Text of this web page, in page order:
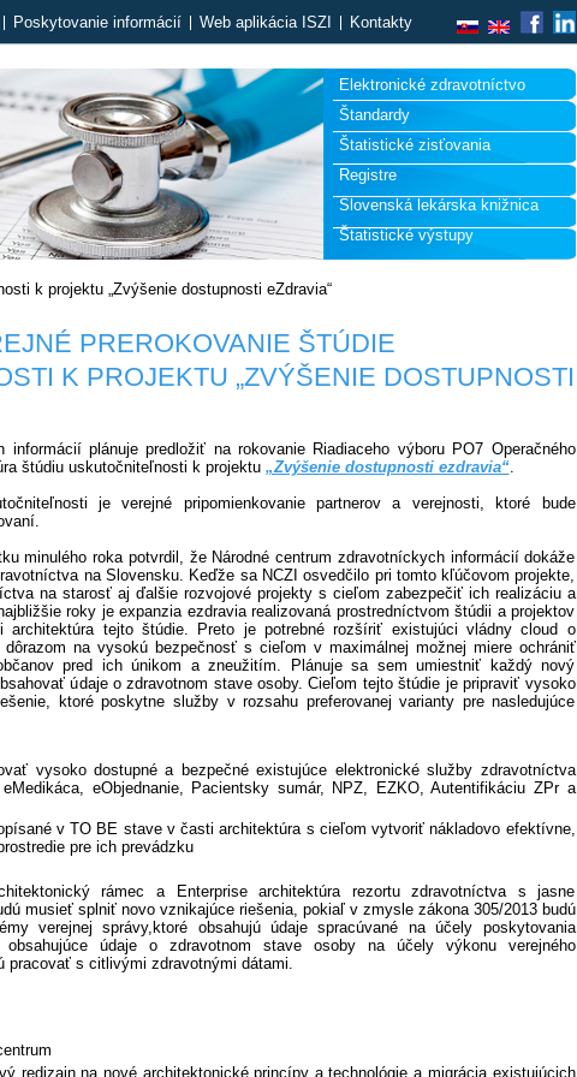
Poskytovanie informácií Web aplikácia ISZI Kontakty
Elektronické zdravotníctvo
Štandardy
Štatistické zisťovania
Registre
Slovenská lekárska knižnica
Štatistické výstupy
k projektu „Zvýšenie dostupnosti eZdravia“
PREROKOVANIE ŠTÚDIE
K PROJEKTU „ZVÝŠENIE DOSTUPNOSTI
informácií plánuje predložiť na rokovanie Riadiaceho výboru PO7 Operačného
štúdiu uskutočniteľnosti k projektu „Zvýšenie dostupnosti ezdravia“.
je verejné pripomienkovanie partnerov a verejnosti, ktoré bude
minulého roka potvrdil, že Národné centrum zdravotníckych informácií dokáže
na Slovensku. Keďže sa NCZI osvedčilo pri tomto kľúčovom projekte,
na starosť aj ďalšie rozvojové projekty s cieľom zabezpečiť ich realizáciu a
roky je expanzia ezdravia realizovaná prostredníctvom štúdii a projektov
tejto štúdie. Preto je potrebné rozšíriť existujúci vládny cloud o
na vysokú bezpečnosť s cieľom v maximálnej možnej miere ochrániť
pred ich únikom a zneužitím. Plánuje sa sem umiestniť každý nový
údaje o zdravotnom stave osoby. Cieľom tejto štúdie je pripraviť vysoko
ktoré poskytne služby v rozsahu preferovanej varianty pre nasledujúce
vysoko dostupné a bezpečné existujúce elektronické služby zdravotníctva
eObjednanie, Pacientsky sumár, NPZ, EZKO, Autentifikáciu ZPr a
v TO BE stave v časti architektúra s cieľom vytvoriť nákladovo efektívne,
pre ich prevádzku
rámec a Enterprise architektúra rezortu zdravotníctva s jasne
musieť splniť novo vznikajúce riešenia, pokiaľ v zmysle zákona 305/2013 budú
verejnej správy,ktoré obsahujú údaje spracúvané na účely poskytovania
obsahujúce údaje o zdravotnom stave osoby na účely výkonu verejného
pracovať s citlivými zdravotnými dátami.
redizajn na nové architektonické princípy a technológie a migrácia existujúcich